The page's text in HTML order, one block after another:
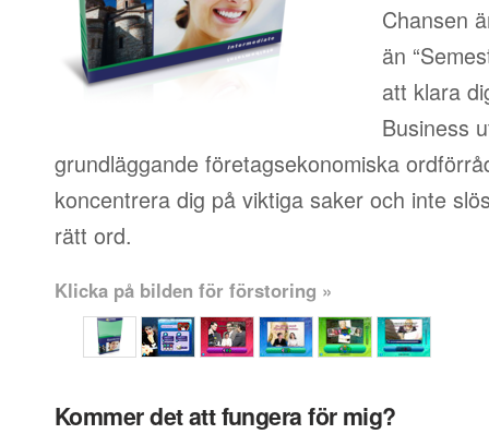
Chansen
än
att klara
Business
grundläggande företagsekonomiska
koncentrera dig på viktiga saker och inte
rätt ord.
Klicka på bilden för förstoring »
Kommer det att fungera för mig?